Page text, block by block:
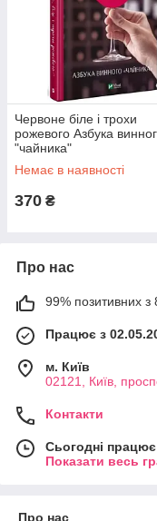
Червоне біле і трохи
рожевого Азбука
"чайника"
Немає в наявності
370 ₴
Про нас
99% позитивних з
Працює з
м. Київ
02121, Київ,
Контакти
Сьогодні
Показати весь
Про нас